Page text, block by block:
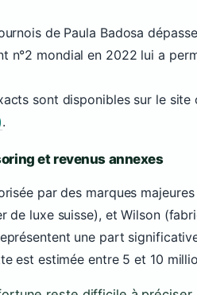
de Paula Badosa
n°2 mondial en 2022 lui a
sont disponibles sur le
.
et revenus annexes
par des marques
de luxe suisse), et Wilson
une part
est estimée entre 5 et 10